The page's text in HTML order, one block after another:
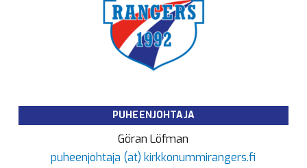
PUHEENJOHTAJA
Göran Löfman
puheenjohtaja (at) kirkkonummirangers.fi